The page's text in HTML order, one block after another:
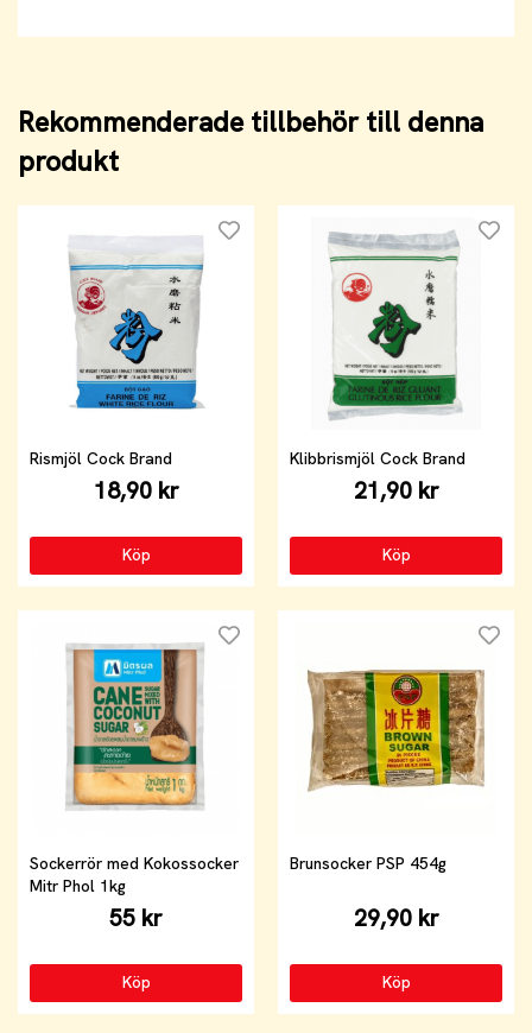
Rekommenderade tillbehör till denna
produkt
Rismjöl Cock Brand
18,90 kr
Köp
Klibbrismjöl Cock Brand
21,90 kr
Köp
Sockerrör med Kokossocker
Mitr Phol 1kg
55 kr
Köp
Brunsocker PSP 454g
29,90 kr
Köp